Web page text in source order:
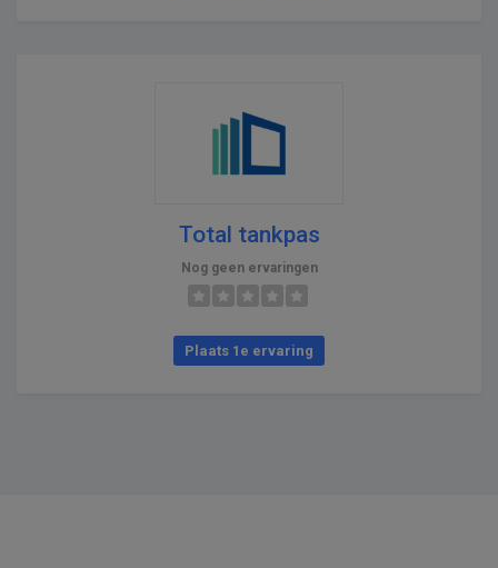
Total tankpas
Nog geen ervaringen
Plaats 1e ervaring